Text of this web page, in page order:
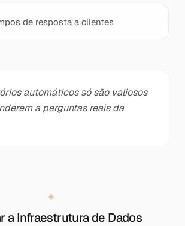
de resposta a clientes
automáticos só são valiosos
a perguntas reais da
a Infraestrutura de Dados